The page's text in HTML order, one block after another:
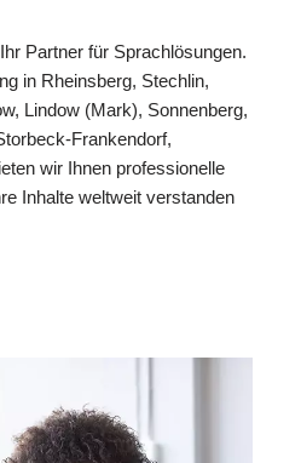
Partner für Sprachlösungen.
in Rheinsberg, Stechlin,
Lindow (Mark), Sonnenberg,
Frankendorf,
wir Ihnen professionelle
Inhalte weltweit verstanden